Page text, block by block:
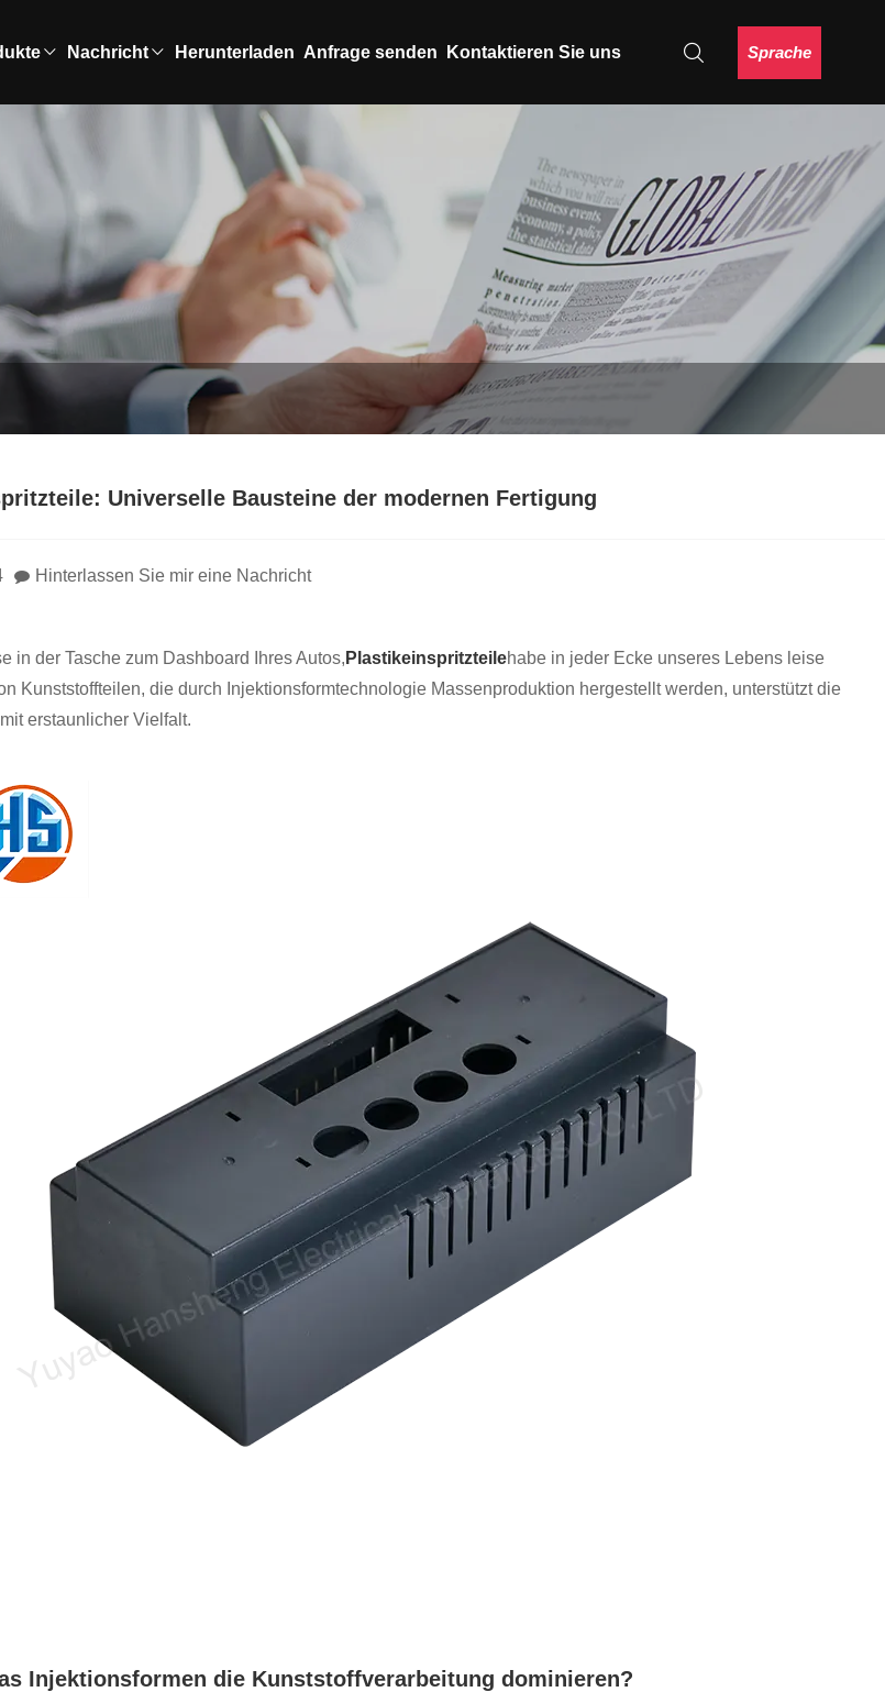
Nachricht Herunterladen Anfrage senden Kontaktieren Sie uns Sprache
Universelle Bausteine ​​der modernen Fertigung
Hinterlassen Sie mir eine Nachricht
in der Tasche zum Dashboard Ihres Autos, Plastikeinspritzteilehabe in jeder Ecke unseres Lebens leise
Kunststoffteilen, die durch Injektionsformtechnologie Massenproduktion hergestellt werden, unterstützt die
erstaunlicher Vielfalt.
Injektionsformen die Kunststoffverarbeitung dominieren?